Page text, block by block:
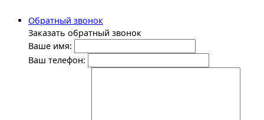
Обратный звонок
Заказать обратный звонок
Ваше имя:
Ваш телефон: